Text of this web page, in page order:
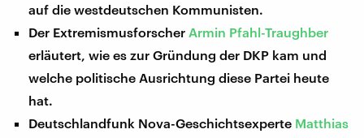
auf die westdeutschen Kommunisten.
Der Extremismusforscher Armin Pfahl-Traughber
erläutert, wie es zur Gründung der DKP kam und
welche politische Ausrichtung diese Partei heute
hat.
Deutschlandfunk Nova-Geschichtsexperte Matthias